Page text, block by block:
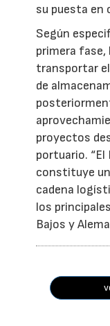
su puesta en
Según
primera
transportar el
de
proyectos
portuario.
constituye
cadena
los
Bajos y